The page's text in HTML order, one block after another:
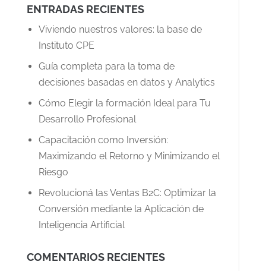
ENTRADAS RECIENTES
Viviendo nuestros valores: la base de
Instituto CPE
Guía completa para la toma de
decisiones basadas en datos y Analytics
Cómo Elegir la formación Ideal para Tu
Desarrollo Profesional
Capacitación como Inversión:
Maximizando el Retorno y Minimizando el
Riesgo
Revolucioná las Ventas B2C: Optimizar la
Conversión mediante la Aplicación de
Inteligencia Artificial
COMENTARIOS RECIENTES